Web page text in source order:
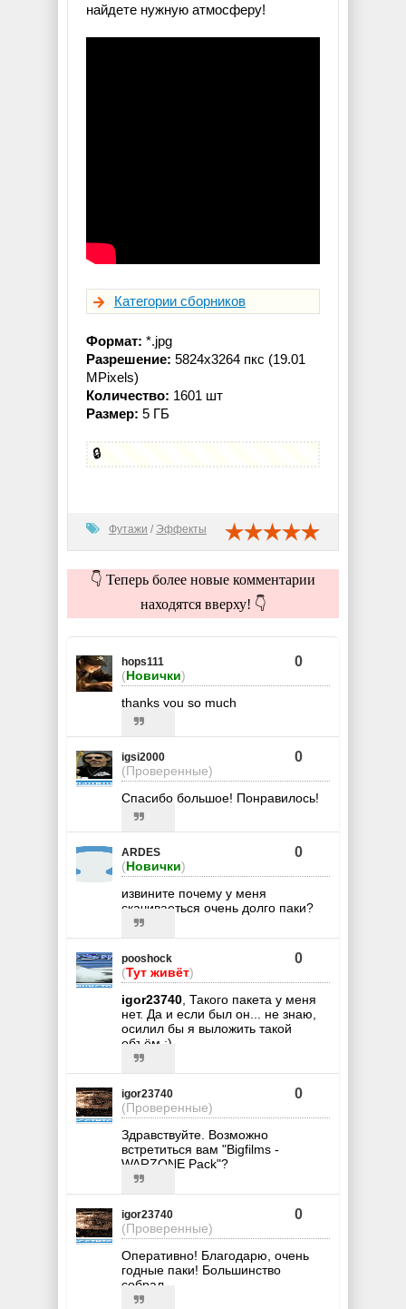
найдете нужную атмосферу!
Категории сборников
Формат: *.jpg
Разрешение: 5824x3264 пкс (19.01
MPixels)
Количество: 1601 шт
Размер: 5 ГБ
🔒
Футажи / Эффекты
👇 Теперь более новые комментарии
находятся вверху! 👇
hops111
(Новички)
0
thanks you so much
igsi2000
(Проверенные)
0
Спасибо большое! Понравилось!
ARDES
(Новички)
0
извините почему у меня
скачиваеться очень долго паки?
pooshock
(Тут живёт)
0
igor23740 , Такого пакета у меня
нет. Да и если был он... не знаю,
осилил бы я выложить такой
объём :)
igor23740
(Проверенные)
0
Здравствуйте. Возможно
встретиться вам "Bigfilms -
WARZONE Pack"?
igor23740
(Проверенные)
0
Оперативно! Благодарю, очень
годные паки! Большинство
собрал.